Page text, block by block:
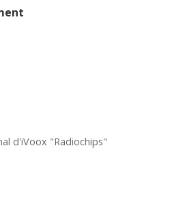
d'iVoox "Radiochips"